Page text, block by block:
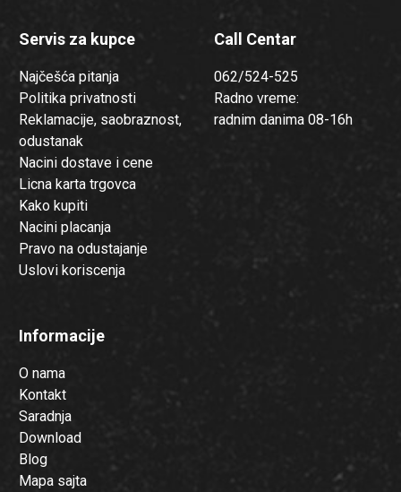
Servis za kupce
Najčešća pitanja
Politika privatnosti
Reklamacije, saobraznost,
odustanak
Nacini dostave i cene
Licna karta trgovca
Kako kupiti
Nacini placanja
Pravo na odustajanje
Uslovi koriscenja
Call Centar
062/524-525
Radno vreme:
radnim danima 08-16h
Informacije
O nama
Kontakt
Saradnja
Download
Blog
Mapa sajta